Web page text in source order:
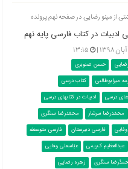
از مینو رضایی در صفحه نهم پرونده
ادبیات در کتاب فارسی پایه نهم
۱۳:۱۵
حسن صنوبری
میرابوطالبی
کتاب درسی
درسی
ادبیات در کتابهای درسی
محمّدرضا سرشار
محمّدرضا سنگری
فارسی دبیرستان
فارسی متوسطه
عبدالعظیم ک‌ریمی
عبّاسعلی وفایی
سنگری زهره رضایی